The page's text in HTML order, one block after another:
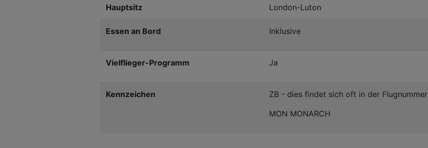
Hauptsitz London-Luton
Essen an Bord Inklusive
Vielflieger-Programm Ja
Kennzeichen
ZB - dies findet sich oft in der Flugnummer
MON MONARCH